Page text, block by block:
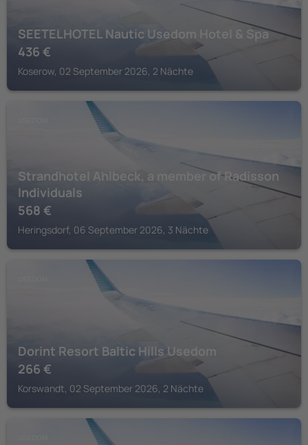
SEETELHOTEL Nautic Usedom Hotel & Spa
436 €
Koserow, 02 September 2026, 2 Nächte
Strandhotel Ahlbeck, a member of Radisson
Individuals
568 €
Heringsdorf, 06 September 2026, 3 Nächte
Dorint Resort Baltic Hills Usedom
266 €
Korswandt, 02 September 2026, 2 Nächte